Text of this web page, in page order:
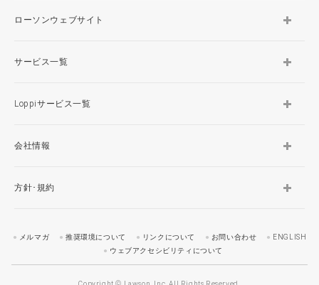
ローソンウェブサイト
サービス一覧
Loppiサービス一覧
会社情報
方針･規約
メルマガ 推奨環境について リンクについて お問い合わせ
ENGLISH
ウェブアクセシビリティについて